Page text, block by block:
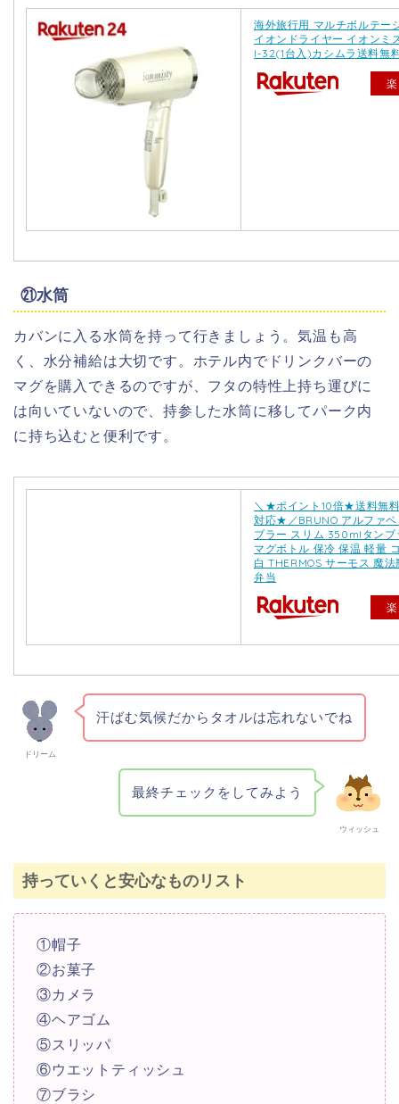
海外旅行用 マルチボルテー
イオンドライヤー イオンミ
I-32(1台入)カシムラ送料無
㉑水筒
カバンに入る水筒を持って行きましょう。気温も高
く、水分補給は大切です。ホテル内でドリンクバーの
マグを購入できるのですが、フタの特性上持ち運びに
は向いていないので、持参した水筒に移してパーク内
に持ち込むと便利です。
＼★ポイント10倍★送料無
対応★／BRUNO アルファ
ブラー スリム 350mlタンブ
マグボトル 保冷 保温 軽量
白 THERMOS サーモス 魔
弁当
ドリーム
汗ばむ気候だからタオルは忘れないでね
ウィッシュ
最終チェックをしてみよう
持っていくと安心なものリスト
①帽子
②お菓子
③カメラ
④ヘアゴム
⑤スリッパ
⑥ウエットティッシュ
⑦ブラシ